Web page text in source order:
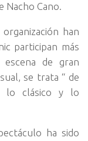
Nacho Cano.
han
participan más
de gran
se trata “ de
lo clásico y lo
ha sido